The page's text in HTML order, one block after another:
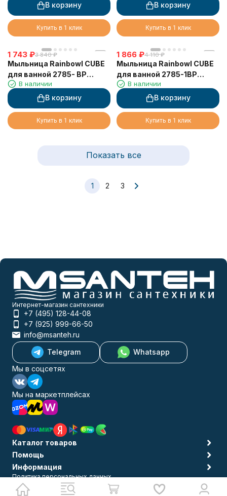
В корзину
Купить в 1 клик
В корзину
Купить в 1 клик
1 743 ₽3 840 ₽
Мыльница Rainbowl CUBE
для ванной 2785- BP
настенная стекло чёрная
матовая
В наличии
В корзину
Купить в 1 клик
1 866 ₽4 110 ₽
Мыльница Rainbowl CUBE
для ванной 2785-1BP
квадратная настенная
стекло черная матовая
В наличии
В корзину
Купить в 1 клик
Показать все
1 2 3
Интернет-магазин сантехники
+7 (495) 128-44-08
+7 (925) 999-66-50
info@msanteh.ru
Telegram
Whatsapp
Мы в соцсетях
Мы на маркетплейсах
Каталог товаров
Помощь
Информация
Политика персональных данных
© 2009-2026 MSANTEH